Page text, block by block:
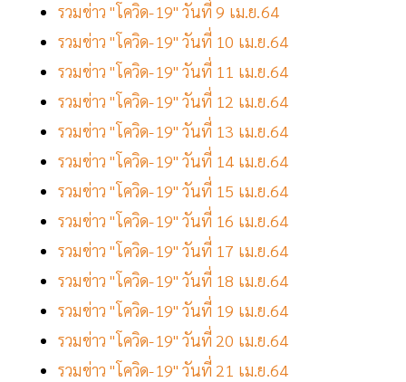
รวมข่าว "โควิด-19" วันที่ 9 เม.ย.64
รวมข่าว "โควิด-19" วันที่ 10 เม.ย.64
รวมข่าว "โควิด-19" วันที่ 11 เม.ย.64
รวมข่าว "โควิด-19" วันที่ 12 เม.ย.64
รวมข่าว "โควิด-19" วันที่ 13 เม.ย.64
รวมข่าว "โควิด-19" วันที่ 14 เม.ย.64
รวมข่าว "โควิด-19" วันที่ 15 เม.ย.64
รวมข่าว "โควิด-19" วันที่ 16 เม.ย.64
รวมข่าว "โควิด-19" วันที่ 17 เม.ย.64
รวมข่าว "โควิด-19" วันที่ 18 เม.ย.64
รวมข่าว "โควิด-19" วันที่ 19 เม.ย.64
รวมข่าว "โควิด-19" วันที่ 20 เม.ย.64
รวมข่าว "โควิด-19" วันที่ 21 เม.ย.64